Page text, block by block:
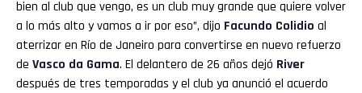
bien al club que vengo, es un club muy grande que quiere volver
a lo más alto y vamos a ir por eso”, dijo Facundo Colidio al
aterrizar en Río de Janeiro para convertirse en nuevo refuerzo
de Vasco da Gama. El delantero de 26 años dejó River
después de tres temporadas y el club ya anunció el acuerdo